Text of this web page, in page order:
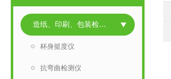
造纸、印刷、包装检测仪器
杯身挺度仪
抗弯曲检测仪